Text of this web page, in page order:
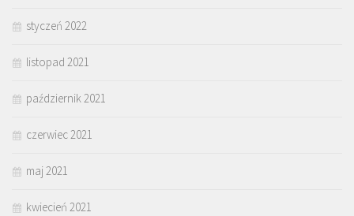
styczeń 2022
listopad 2021
październik 2021
czerwiec 2021
maj 2021
kwiecień 2021